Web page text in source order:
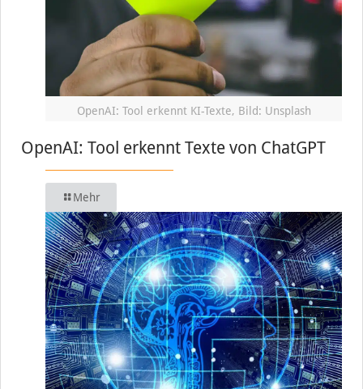
OpenAI: Tool erkennt KI-Texte, Bild: Unsplash
OpenAI: Tool erkennt Texte von ChatGPT
Mehr